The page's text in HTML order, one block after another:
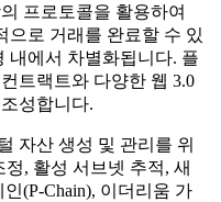
프로토콜을 활용하여
으로 거래를 완료할 수 있
내에서 차별화됩니다. 플
트랙트와 다양한 웹 3.0
성합니다.
자산 생성 및 관리를 위
, 활성 서브넷 추적, 새
(P-Chain), 이더리움 가